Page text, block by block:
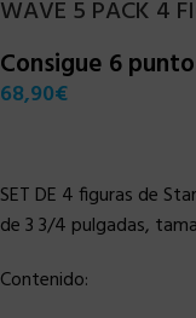
WAVE 5 PACK 4
Consigue 6
68,90€
SET DE 4 figuras de
de 3 3/4 pulgadas,
Contenido: